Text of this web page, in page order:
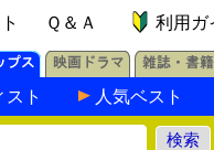
Ｑ＆Ａ 利用ガ
スト 人気ベスト